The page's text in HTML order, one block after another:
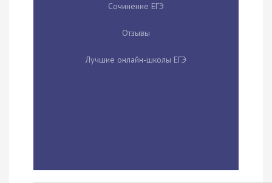
Сочинение ЕГЭ
Отзывы
Лучшие онлайн-школы ЕГЭ